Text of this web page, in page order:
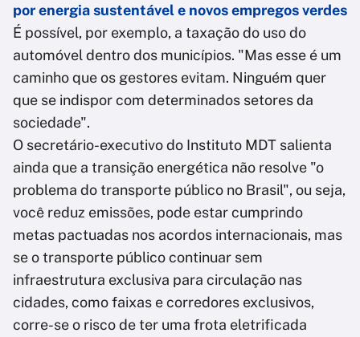
por energia sustentável e novos empregos verdes
É possível, por exemplo, a taxação do uso do
automóvel dentro dos municípios. "Mas esse é um
caminho que os gestores evitam. Ninguém quer
que se indispor com determinados setores da
sociedade".
O secretário-executivo do Instituto MDT salienta
ainda que a transição energética não resolve "o
problema do transporte público no Brasil", ou seja,
você reduz emissões, pode estar cumprindo
metas pactuadas nos acordos internacionais, mas
se o transporte público continuar sem
infraestrutura exclusiva para circulação nas
cidades, como faixas e corredores exclusivos,
corre-se o risco de ter uma frota eletrificada